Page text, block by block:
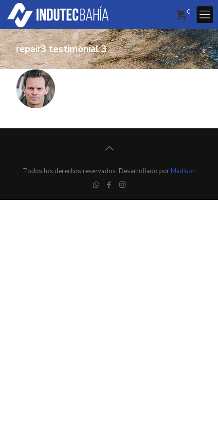
0
repair3 testimonial 3
Todos los derechos reservados. Desarrollado por Madison